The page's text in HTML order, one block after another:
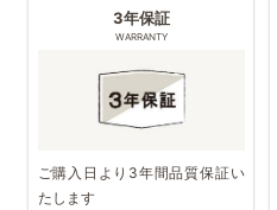
3年保証
WARRANTY
ご購入日より3年間品質保証い
たします